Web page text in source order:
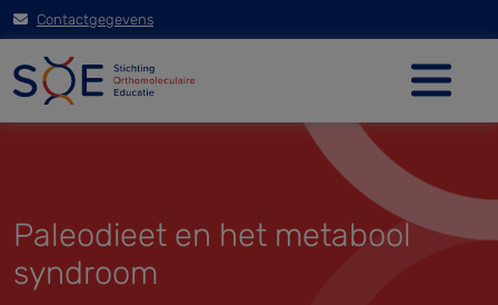
Contactgegevens
Paleodieet en het metabool
syndroom